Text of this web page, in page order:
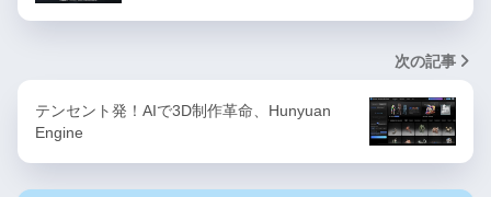
次の記事
テンセント発！AIで3D制作革命、Hunyuan
Engine